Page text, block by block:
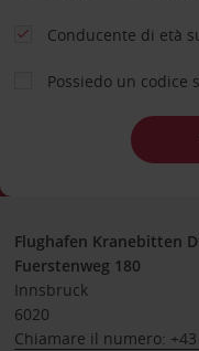
Conducente di età
Possiedo un codice
Flughafen Kranebitten
Fuerstenweg 180
Innsbruck
6020
Chiamare il numero: +43